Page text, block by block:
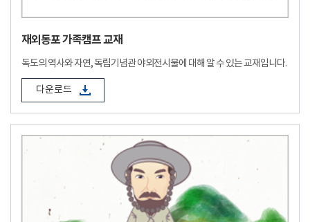
재외동포 가족캠프 교재
독도의 역사와 자연, 독립기념관 야외전시물에 대해 알 수 있는 교재입니다.
다운로드